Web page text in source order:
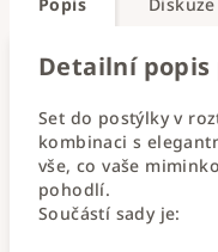
Detailní
Set do postýlky v
kombinaci s
vše, co vaše
pohodlí.
Součástí sady je: